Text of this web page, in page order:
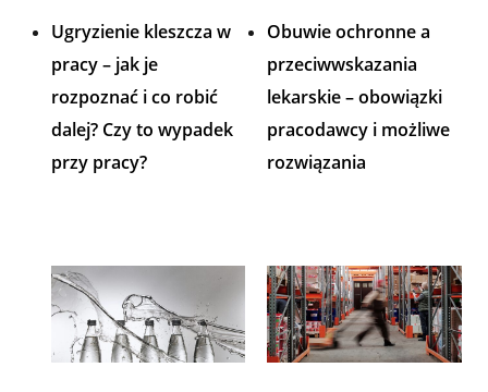
Ugryzienie kleszcza w
pracy – jak je
rozpoznać i co robić
dalej? Czy to wypadek
przy pracy?
Obuwie ochronne a
przeciwwskazania
lekarskie – obowiązki
pracodawcy i możliwe
rozwiązania